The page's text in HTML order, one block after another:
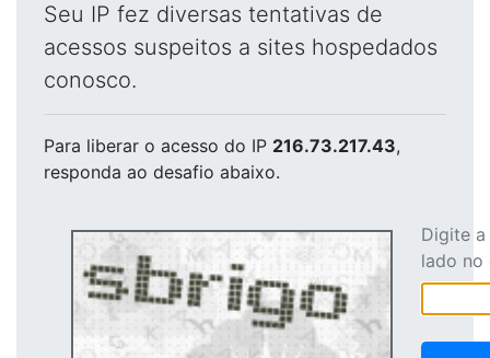
Seu IP fez diversas tentativas de
acessos suspeitos a sites hospedados
conosco.
Para liberar o acesso do IP 216.73.217.43,
responda ao desafio abaixo.
Digite
lado no